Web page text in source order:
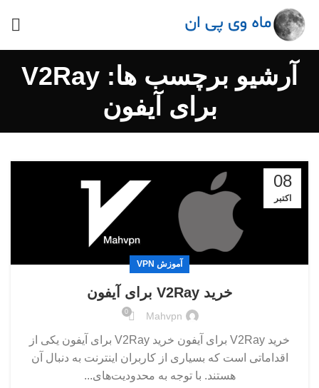
آرشیو برچسب ها: V2Ray
برای آیفون
08
اکتبر
آموزش VPN
خرید V2Ray برای آیفون
Mahvpn
0
خرید V2Ray برای آیفون خرید V2Ray برای آیفون یکی از
اقداماتی است که بسیاری از کاربران اینترنت به دنبال آن
هستند. با توجه به محدودیت‌های...